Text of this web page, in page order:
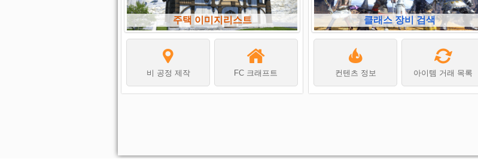
주택 이미지리스트
비 공정 제작 FC 크래프트
클래스 장비 검색
컨텐츠 정보 아이템 거래 목록